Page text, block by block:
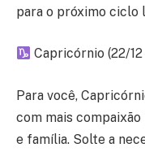
para o próximo ciclo
Capricórnio (22/12
Para você,
com mais
e família. Solte a